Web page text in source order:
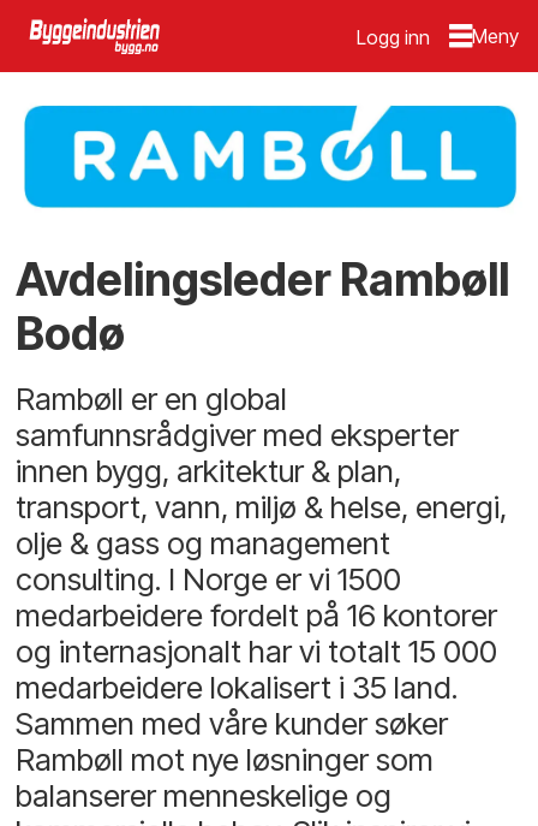
Logg inn
Avdelingsleder Rambøll
Bodø
Rambøll er en global
samfunnsrådgiver med eksperter
innen bygg, arkitektur & plan,
transport, vann, miljø & helse, energi,
olje & gass og management
consulting. I Norge er vi 1500
medarbeidere fordelt på 16 kontorer
og internasjonalt har vi totalt 15 000
medarbeidere lokalisert i 35 land.
Sammen med våre kunder søker
Rambøll mot nye løsninger som
balanserer menneskelige og